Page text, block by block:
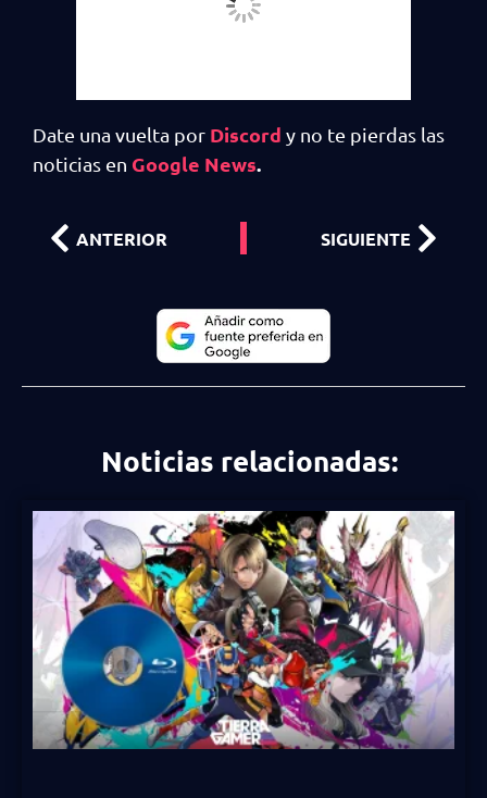
Date una vuelta por Discord y no te pierdas las
noticias en Google News.
ANTERIOR SIGUIENTE
Noticias relacionadas: